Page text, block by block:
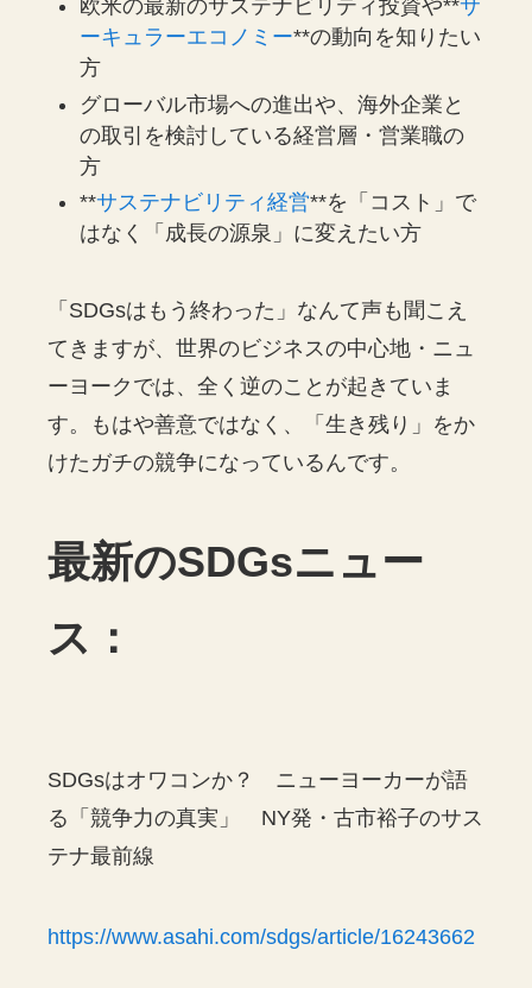
欧米の最新のサステナビリティ投資や**サ
ーキュラーエコノミー**の動向を知りたい
方
グローバル市場への進出や、海外企業と
の取引を検討している経営層・営業職の
方
**サステナビリティ経営**を「コスト」で
はなく「成長の源泉」に変えたい方
「SDGsはもう終わった」なんて声も聞こえ
てきますが、世界のビジネスの中心地・ニュ
ーヨークでは、全く逆のことが起きていま
す。もはや善意ではなく、「生き残り」をか
けたガチの競争になっているんです。
最新のSDGsニュー
ス：
SDGsはオワコンか？ ニューヨーカーが語
る「競争力の真実」 NY発・古市裕子のサス
テナ最前線
https://www.asahi.com/sdgs/article/16243662